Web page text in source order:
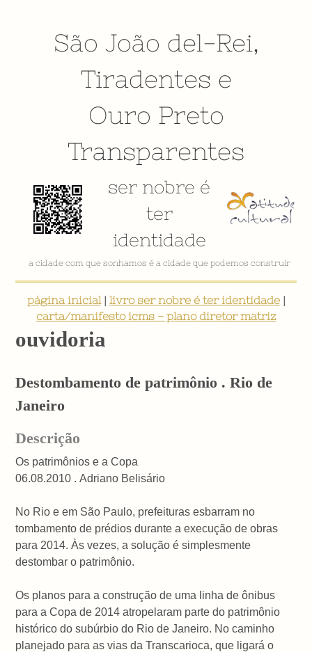
São João del-Rei,
Tiradentes e
Ouro Preto
Transparentes
ser nobre é
ter
identidade
a cidade com que sonhamos é a cidade que podemos construir
página inicial| livro ser nobre é ter identidade|
carta/manifesto icms - plano diretor matriz
ouvidoria
Destombamento de patrimônio . Rio de
Janeiro
Descrição
Os patrimônios e a Copa
06.08.2010 . Adriano Belisário
No Rio e em São Paulo, prefeituras esbarram no
tombamento de prédios durante a execução de obras
para 2014. Às vezes, a solução é simplesmente
destombar o patrimônio.
Os planos para a construção de uma linha de ônibus
para a Copa de 2014 atropelaram parte do patrimônio
histórico do subúrbio do Rio de Janeiro. No caminho
planejado para as vias da Transcarioca, que ligará o